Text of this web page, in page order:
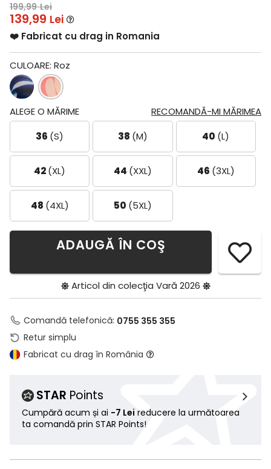
199,99 Lei
139,99 Lei
❤️ Fabricat cu drag in Romania
CULOARE: Roz
RECOMANDĂ-MI MĂRIMEA
ALEGE O MĂRIME
36 (S) 38 (M) 40 (L)
42(XL) 44 (XXL) 46 (3XL)
48 (4XL) 50 (5XL)
ADAUGĂ ÎN COŞ
Articol din colecţia Vară 2026
Comandă telefonică: 0755 355 355
Retur simplu
Fabricat cu drag în România
STAR Points
Cumpără acum și ai -7 Lei reducere la următoarea
ta comandă prin STAR Points!